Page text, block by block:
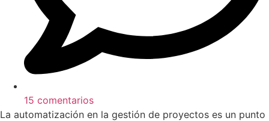
15 comentarios
La automatización en la gestión de proyectos es un punto